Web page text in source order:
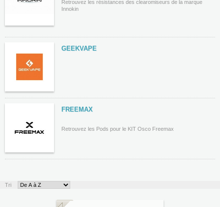
Retrouvez les résistances des clearomiseurs de la marque
Innokin
GEEKVAPE
FREEMAX
Retrouvez les Pods pour le KIT Osco Freemax
Tri